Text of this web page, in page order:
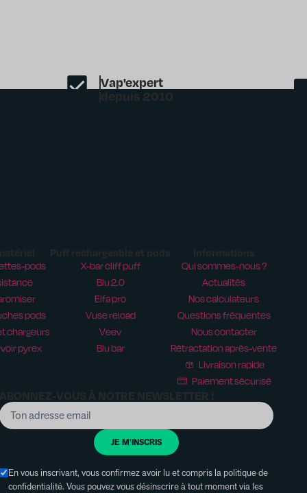
Vap'expert
depuis 2010
pods
pods
chargeurs
pyrex
Puff rechargeable et pods
X-bar cliff puff
Blu 2.0
Elfa pro
Vuse reload
Veev
Blu bar
Informations
Qui sommes-nous ?
Actualités
Nos calculateurs
Questions fréquentes
Nous contacter
Rétractation après-vente
Livraison rapide
Paiement sécurisé
ABONNEZ-VOUS À NOTRE NEWSLETTER !
JE M'INSCRIS
En vous inscrivant, vous confirmez avoir lu et compris la politique de
confidentialité. Vous pouvez vous désinscrire à tout moment via les